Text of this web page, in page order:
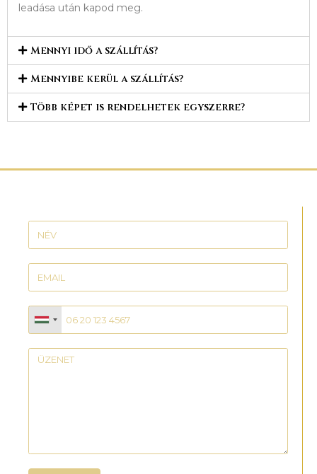
leadása után kapod meg.
Mennyi idő a szállítás?
Mennyibe kerül a szállítás?
Több képet is rendelhetek egyszerre?